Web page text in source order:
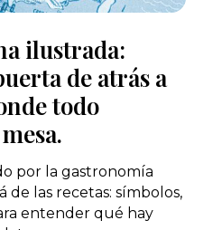
ilustrada:
de atrás a
todo
por la gastronomía
de las recetas: símbolos,
entender qué hay